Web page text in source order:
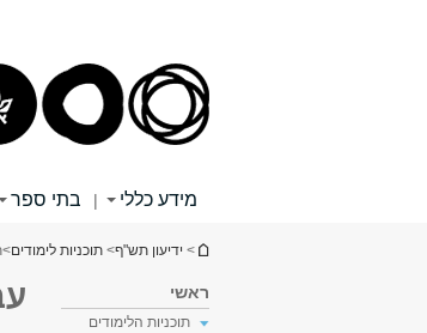
מידע כללי | בתי ספר
הינך נמצא כאן
> ידיעון תש"ף> תוכניות לימודים>
ראשי
תוכניות הלימודים